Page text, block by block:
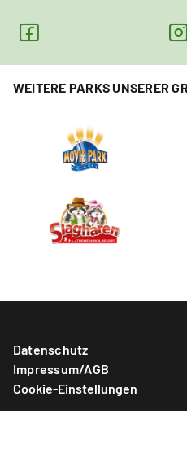
WEITERE PARKS UNSERER
Datenschutz
Impressum/AGB
Cookie-Einstellungen